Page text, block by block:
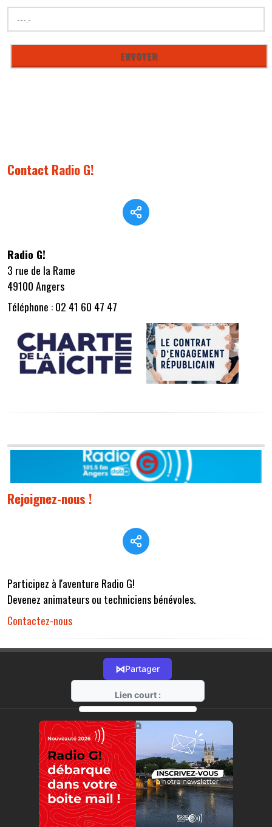
Contact Radio G!
Radio G!
3 rue de la Rame
49100 Angers
Téléphone : 02 41 60 47 47
Rejoignez-nous !
Participez à l'aventure Radio G!
Devenez animateurs ou techniciens bénévoles.
Contactez-nous
⋈Partager
Lien court :
https://radio-g.fr?r32
⧉